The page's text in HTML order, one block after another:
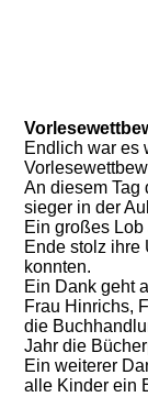
Endlich war es
An diesem Tag
sieger in der
Ein großes
Ende stolz ihre
konnten.
Ein Dank geht
Frau Hinrichs,
die
Jahr die
Ein weiterer
alle Kinder ein